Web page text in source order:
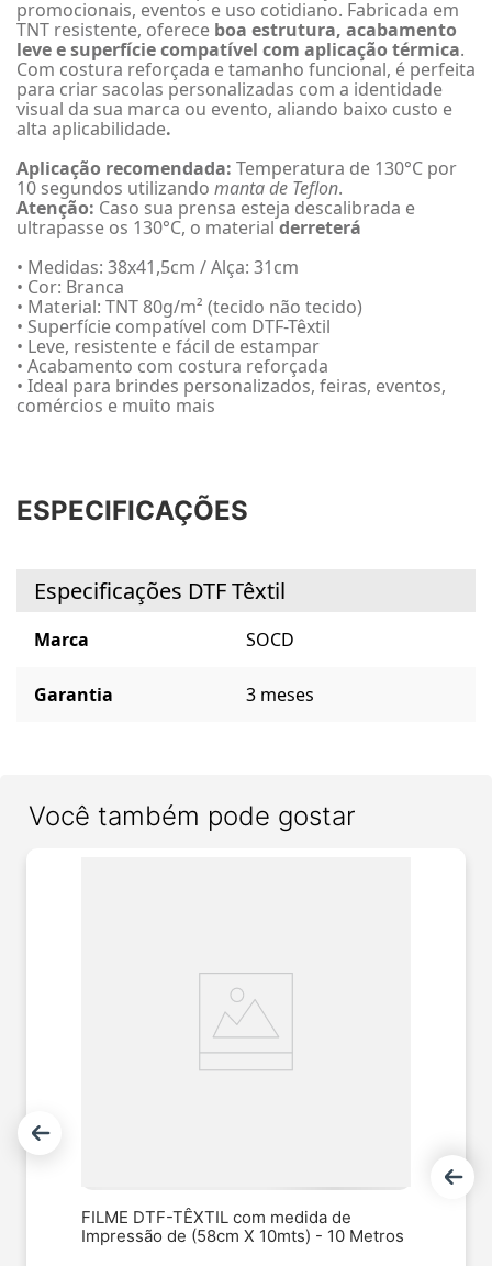
promocionais, eventos e uso cotidiano. Fabricada em
TNT resistente, oferece boa estrutura, acabamento
leve e superfície compatível com aplicação térmica.
Com costura reforçada e tamanho funcional, é perfeita
para criar sacolas personalizadas com a identidade
visual da sua marca ou evento, aliando baixo custo e
alta aplicabilidade.
Aplicação recomendada: Temperatura de 130°C por
10 segundos utilizando manta de Teflon.
Atenção: Caso sua prensa esteja descalibrada e
ultrapasse os 130°C, o material derreterá
• Medidas: 38x41,5cm / Alça: 31cm
• Cor: Branca
• Material: TNT 80g/m² (tecido não tecido)
• Superfície compatível com DTF-Têxtil
• Leve, resistente e fácil de estampar
• Acabamento com costura reforçada
• Ideal para brindes personalizados, feiras, eventos,
comércios e muito mais
ESPECIFICAÇÕES
Especificações DTF Têxtil
Marca SOCD
Garantia 3 meses
Você também pode gostar
FILME DTF-TÊXTIL com medida de
Impressão de (58cm X 10mts) - 10 Metros